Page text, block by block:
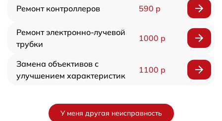
Ремонт контроллеров 590 р
Ремонт электронно-лучевой
трубки
1000 р
Замена объективов с
улучшением характеристик
1100 р
У меня другая неисправность